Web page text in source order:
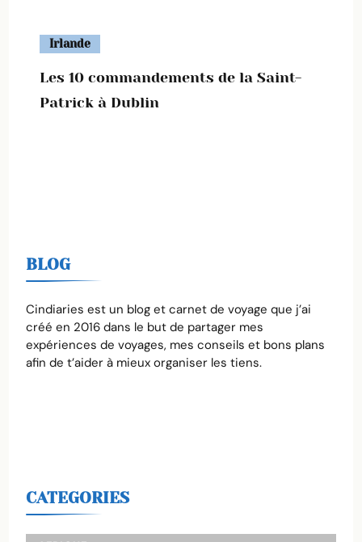
Irlande
Les 10 commandements de la Saint-
Patrick à Dublin
BLOG
Cindiaries est un blog et carnet de voyage que j’ai
créé en 2016 dans le but de partager mes
expériences de voyages, mes conseils et bons plans
afin de t’aider à mieux organiser les tiens.
CATEGORIES